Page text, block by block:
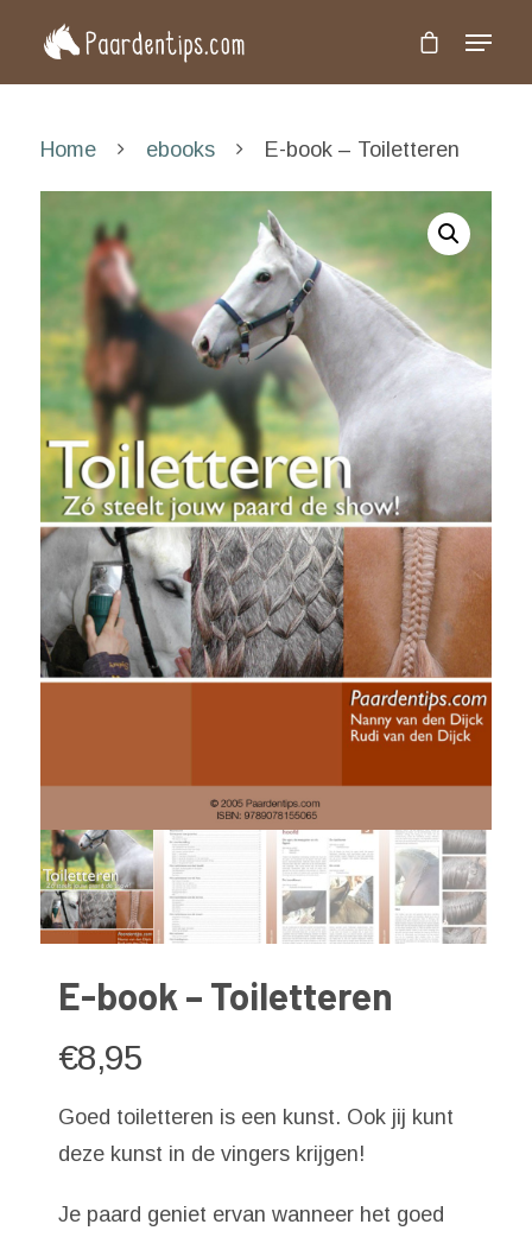
sluiten
Home ebooks E-book – Toiletteren
E-book – Toiletteren
€8,95
Goed toiletteren is een kunst. Ook jij kunt
deze kunst in de vingers krijgen!
Je paard geniet ervan wanneer het goed